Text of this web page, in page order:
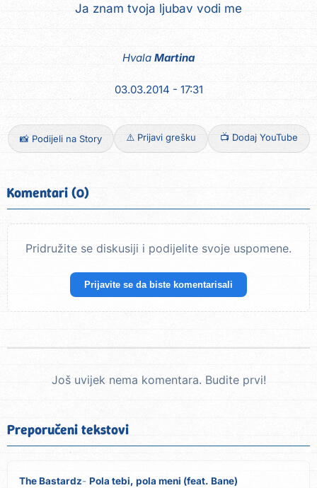
Ja znam tvoja ljubav vodi me
Hvala Martina
03.03.2014 - 17:31
📸 Podijeli na Story ⚠️ Prijavi grešku 📺 Dodaj YouTube
Komentari (0)
Pridružite se diskusiji i podijelite svoje uspomene.
Prijavite se da biste komentarisali
Još uvijek nema komentara. Budite prvi!
Preporučeni tekstovi
The Bastardz Pola tebi, pola meni (feat. Bane)